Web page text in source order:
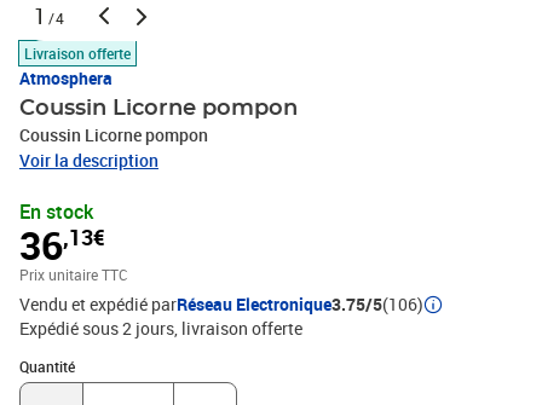
1 /4
Livraison offerte
Atmosphera
Coussin Licorne pompon
Coussin Licorne pompon
Voir la description
En stock
36,13€
Prix unitaire TTC
Vendu et expédié parRéseau Electronique3.75/5(106)
Expédié sous 2 jours livraison offerte
Quantité
Quantité : 1